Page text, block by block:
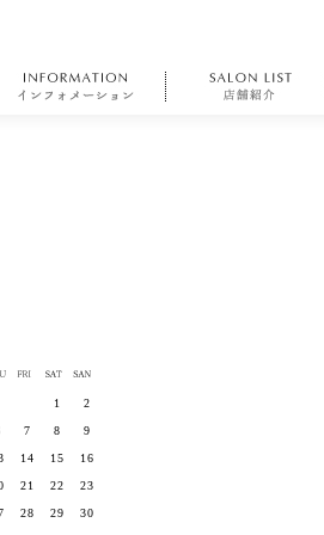
1 2
7 8 9
14 15 16
21 22 23
28 29 30